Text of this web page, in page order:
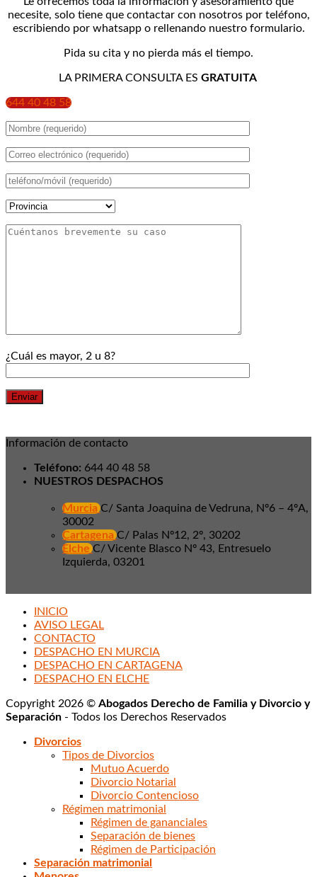
necesite, solo tiene que contactar con nosotros por teléfono,
escribiendo por whatsapp o rellenando nuestro formulario.
Pida su cita y no pierda más el tiempo.
LA PRIMERA CONSULTA ES GRATUITA
644 40 48 58
¿Cuál es mayor, 2 u 8?
Información de contacto
Teléfono: 644 40 48 58
NUESTROS DESPACHOS
Murcia C/ Santa Joaquina de Vedruna, Nº6 – 4ºA,
30002
Cartagena C/ Palas Nº12, 2º, 30202
Elche C/ Vicente Blasco Nº 43, Entresuelo
Izquierda, 03201
INICIO
AVISO LEGAL
CONTACTO
DESPACHO EN MURCIA
DESPACHO EN CARTAGENA
DESPACHO EN ELCHE
Copyright 2026 © Abogados Derecho de Familia y Divorcio y
Separación - Todos los Derechos Reservados
Divorcios
Tipos de Divorcios
Mutuo Acuerdo
Divorcio Notarial
Divorcio Contencioso
Régimen matrimonial
Régimen de gananciales
Separación de bienes
Régimen de Participación
Separación matrimonial